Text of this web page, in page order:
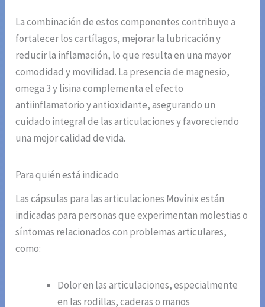
La combinación de estos componentes contribuye a
fortalecer los cartílagos, mejorar la lubricación y
reducir la inflamación, lo que resulta en una mayor
comodidad y movilidad. La presencia de magnesio,
omega 3 y lisina complementa el efecto
antiinflamatorio y antioxidante, asegurando un
cuidado integral de las articulaciones y favoreciendo
una mejor calidad de vida.
Para quién está indicado
Las cápsulas para las articulaciones Movinix están
indicadas para personas que experimentan molestias o
síntomas relacionados con problemas articulares,
como:
Dolor en las articulaciones, especialmente
en las rodillas, caderas o manos